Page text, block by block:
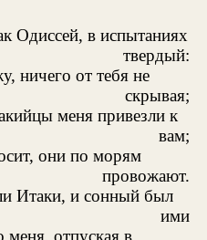
Одиссей, в испытаниях
твердый:
ничего от тебя не
скрывая;
меня привезли к
вам;
они по морям
провожают.
Итаки, и сонный был
ими
отпуская в